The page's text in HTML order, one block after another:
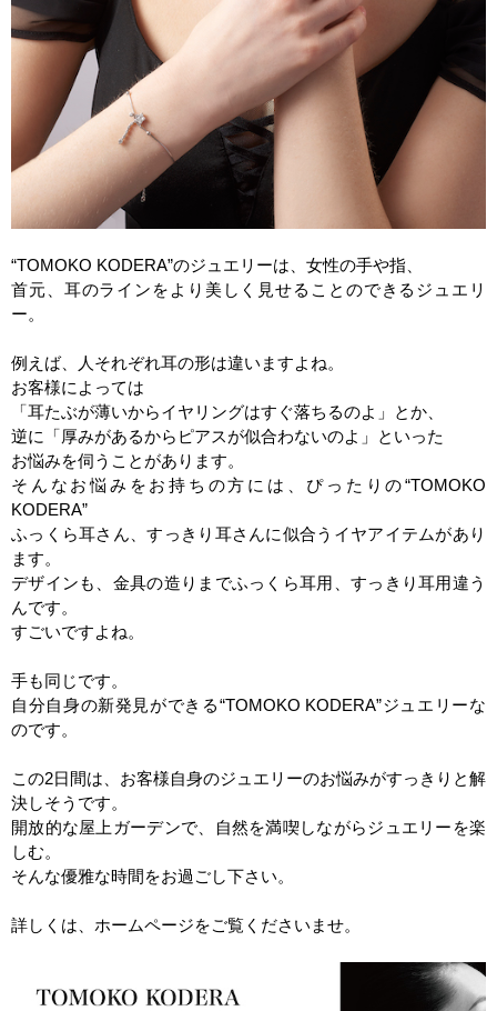
“TOMOKO KODERA”のジュエリーは、女性の手や指、
首元、耳のラインをより美しく見せることのできるジュエリ
ー。
例えば、人それぞれ耳の形は違いますよね。
お客様によっては
「耳たぶが薄いからイヤリングはすぐ落ちるのよ」とか、
逆に「厚みがあるからピアスが似合わないのよ」といった
お悩みを伺うことがあります。
そんなお悩みをお持ちの方には、ぴったりの“TOMOKO
KODERA”
ふっくら耳さん、すっきり耳さんに似合うイヤアイテムがあり
ます。
デザインも、金具の造りまでふっくら耳用、すっきり耳用違う
んです。
すごいですよね。
手も同じです。
自分自身の新発見ができる“TOMOKO KODERA”ジュエリーな
のです。
この2日間は、お客様自身のジュエリーのお悩みがすっきりと解
決しそうです。
開放的な屋上ガーデンで、自然を満喫しながらジュエリーを楽
しむ。
そんな優雅な時間をお過ごし下さい。
詳しくは、ホームページをご覧くださいませ。